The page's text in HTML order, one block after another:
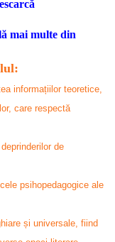
mai multe din
informațiilor teoretice,
care respectă
de
psihopedagogice ale
și universale, fiind